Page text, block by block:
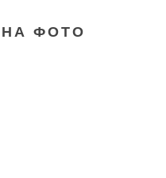
ФОТО